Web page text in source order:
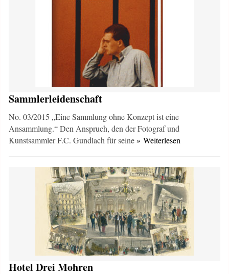
Sammlerleidenschaft
No. 03/2015 „Eine Sammlung ohne Konzept ist eine
Ansammlung.“ Den Anspruch, den der Fotograf und
Kunstsammler F.C. Gundlach für seine» Weiterlesen
Hotel Drei Mohren